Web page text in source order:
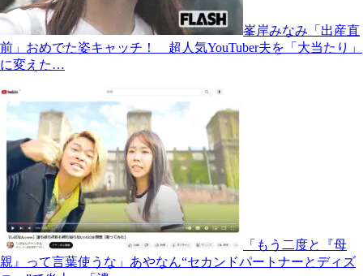
峯岸みなみ「出産直
前」おめでた姿キャッチ！ 超人気YouTuber夫を「大当たり」
に変えた…
「もう二度と『母
親』って言葉使うな」あやなん“セカンドパートナーとディズ